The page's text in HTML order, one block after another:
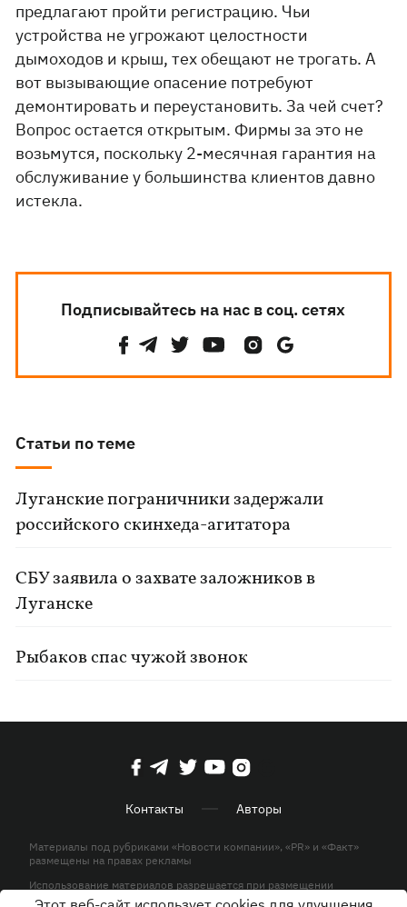
предлагают пройти регистрацию. Чьи
устройства не угрожают целостности
дымоходов и крыш, тех обещают не трогать. А
вот вызывающие опасение потребуют
демонтировать и переустановить. За чей счет?
Вопрос остается открытым. Фирмы за это не
возьмутся, поскольку 2-месячная гарантия на
обслуживание у большинства клиентов давно
истекла.
Подписывайтесь на нас в соц. сетях
Статьи по теме
Луганские пограничники задержали
российского скинхеда-агитатора
СБУ заявила о захвате заложников в
Луганске
Рыбаков спас чужой звонок
Контакты Авторы
Материалы под рубриками «Новости компании», «PR» и «Факт»
размещены на правах рекламы
Использование материалов разрешается при размещении
активной гиперссылки на KP.UA в первом абзаце.